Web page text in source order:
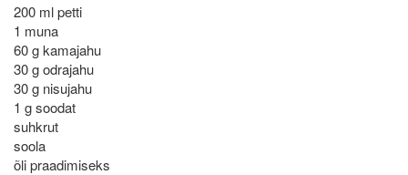
200 ml petti
1 muna
60 g kamajahu
30 g odrajahu
30 g nisujahu
1 g soodat
suhkrut
soola
õli praadimiseks